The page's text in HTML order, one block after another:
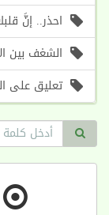
احذر.. إنَّ
الشغف بين
تعليق على